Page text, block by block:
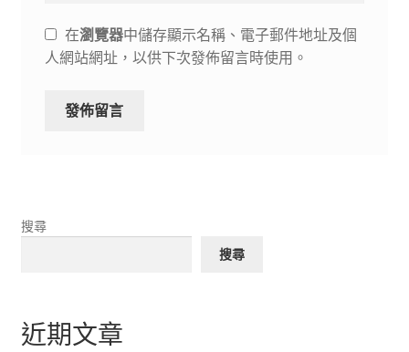
在瀏覽器中儲存顯示名稱、電子郵件地址及個
人網站網址，以供下次發佈留言時使用。
搜尋
搜尋
近期文章